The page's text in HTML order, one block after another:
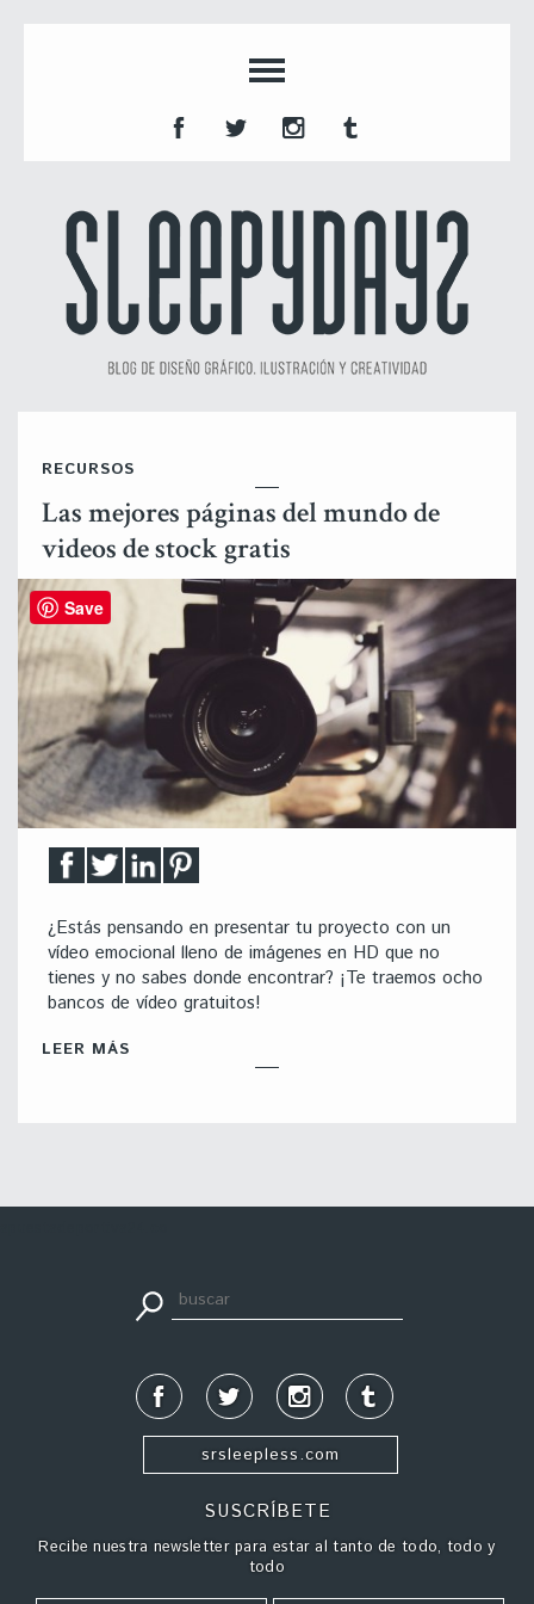
RECURSOS
Las mejores páginas del mundo de
videos de stock gratis
¿Estás pensando en presentar tu proyecto con un
vídeo emocional lleno de imágenes en HD que no
tienes y no sabes donde encontrar? ¡Te traemos ocho
bancos de vídeo gratuitos!
LEER MÁS
srsleepless.com
SUSCRÍBETE
Recibe nuestra newsletter para estar al tanto de todo, todo y
todo
Save